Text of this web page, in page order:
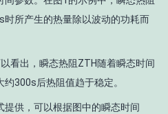
时所产生的热量除以波动的功耗而
看出，瞬态热阻ZTH随着瞬态时间
约300s后热阻值趋于稳定。
供，可以根据图中的瞬态时间